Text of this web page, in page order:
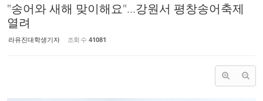
"송어와 새해 맞이해요"...강원서 평창송어축제
열려
라유진대학생기자 조회 수 41081